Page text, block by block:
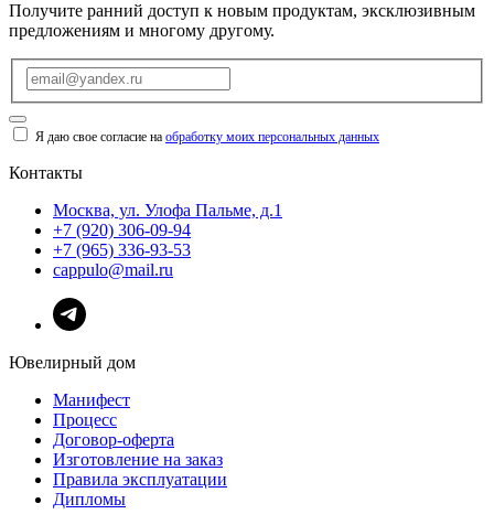
Получите ранний доступ к новым продуктам, эксклюзивным
предложениям и многому другому.
Я даю свое согласие на обработку моих персональных данных
Контакты
Москва, ул. Улофа Пальме, д.1
+7 (920) 306-09-94
+7 (965) 336-93-53
cappulo@mail.ru
Ювелирный дом
Манифест
Процесс
Договор-оферта
Изготовление на заказ
Правила эксплуатации
Дипломы